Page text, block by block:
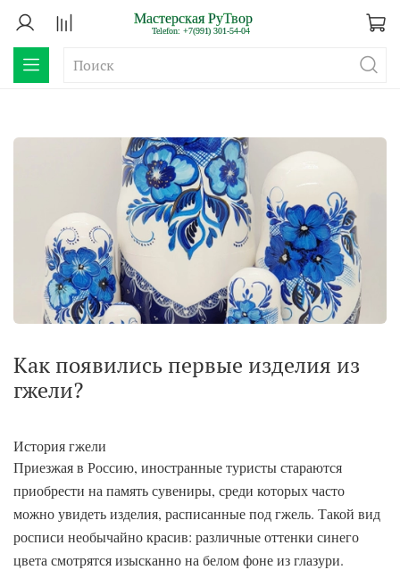
Как появились первые изделия из
гжели?
История гжели
Приезжая в Россию, иностранные туристы стараются
приобрести на память сувениры, среди которых часто
можно увидеть изделия, расписанные под гжель. Такой вид
росписи необычайно красив: различные оттенки синего
цвета смотрятся изысканно на белом фоне из глазури.